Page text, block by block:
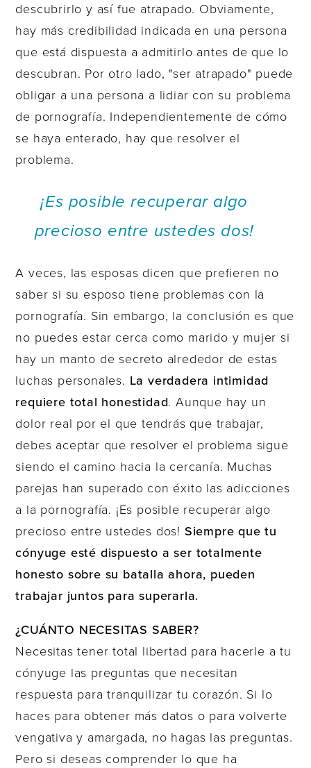
descubrirlo y así fue atrapado. Obviamente,
hay más credibilidad indicada en una persona
que está dispuesta a admitirlo antes de que lo
descubran. Por otro lado, "ser atrapado" puede
obligar a una persona a lidiar con su problema
de pornografía. Independientemente de cómo
se haya enterado, hay que resolver el
problema.
¡Es posible recuperar algo
precioso entre ustedes dos!
A veces, las esposas dicen que prefieren no
saber si su esposo tiene problemas con la
pornografía. Sin embargo, la conclusión es que
no puedes estar cerca como marido y mujer si
hay un manto de secreto alrededor de estas
luchas personales. La verdadera intimidad
requiere total honestidad. Aunque hay un
dolor real por el que tendrás que trabajar,
debes aceptar que resolver el problema sigue
siendo el camino hacia la cercanía. Muchas
parejas han superado con éxito las adicciones
a la pornografía. ¡Es posible recuperar algo
precioso entre ustedes dos! Siempre que tu
cónyuge esté dispuesto a ser totalmente
honesto sobre su batalla ahora, pueden
trabajar juntos para superarla.
¿CUÁNTO NECESITAS SABER?
Necesitas tener total libertad para hacerle a tu
cónyuge las preguntas que necesitan
respuesta para tranquilizar tu corazón. Si lo
haces para obtener más datos o para volverte
vengativa y amargada, no hagas las preguntas.
Pero si deseas comprender lo que ha